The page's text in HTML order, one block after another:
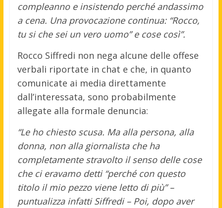
compleanno e insistendo perché andassimo
a cena. Una provocazione continua: “Rocco,
tu si che sei un vero uomo” e cose così”.
Rocco Siffredi non nega alcune delle offese
verbali riportate in chat e che, in quanto
comunicate ai media direttamente
dall’interessata, sono probabilmente
allegate alla formale denuncia:
“Le ho chiesto scusa. Ma alla persona, alla
donna, non alla giornalista che ha
completamente stravolto il senso delle cose
che ci eravamo detti “perché con questo
titolo il mio pezzo viene letto di più” –
puntualizza infatti Siffredi – Poi, dopo aver